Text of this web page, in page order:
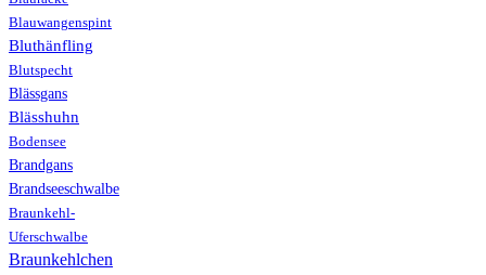
Blauwangenspint
Bluthänfling
Blutspecht
Blässgans
Blässhuhn
Bodensee
Brandgans
Brandseeschwalbe
Braunkehl-
Uferschwalbe
Braunkehlchen